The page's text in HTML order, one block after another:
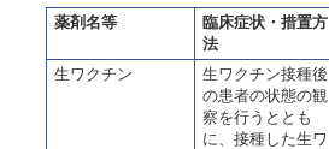
薬剤名等
臨床症状・措置方
法
生ワクチン
生ワクチン接種後
の患者の状態の観
察を行うととも
に、接種した生ワ